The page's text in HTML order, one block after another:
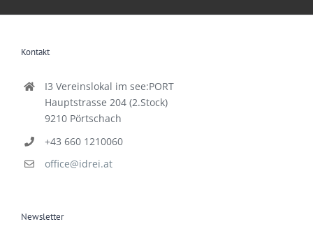
Kontakt
I3 Vereinslokal im see:PORT
Hauptstrasse 204 (2.Stock)
9210 Pörtschach
+43 660 1210060
office@idrei.at
Newsletter